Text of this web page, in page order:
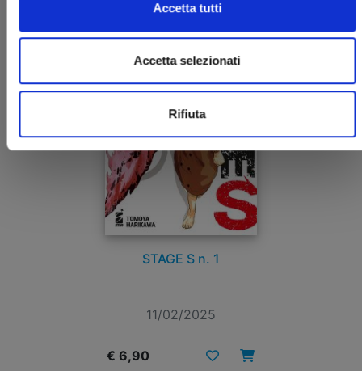
Accetta tutti
Accetta selezionati
Rifiuta
STAGE S n. 1
11/02/2025
€ 6,90